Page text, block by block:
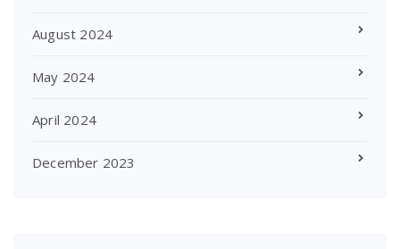
August 2024
May 2024
April 2024
December 2023